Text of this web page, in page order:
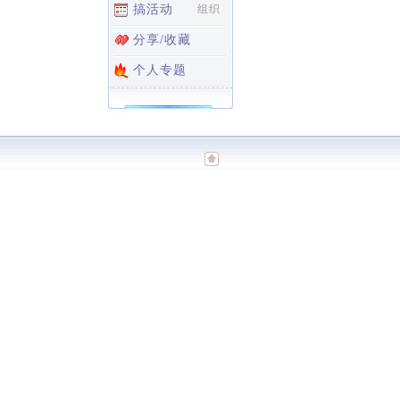
搞活动 组织
分享/收藏
个人专题